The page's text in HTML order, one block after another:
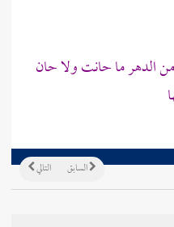
ما حانت ولا حان
التالي السابق